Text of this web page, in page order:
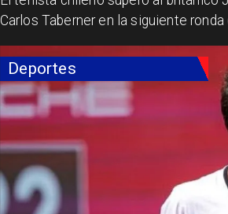
Deportes
Carlos Taberner en la siguiente